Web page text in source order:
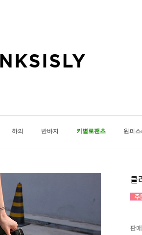
하의 반바지 키별로팬츠 원피
클
판